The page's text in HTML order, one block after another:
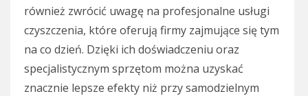
również zwrócić uwagę na profesjonalne usługi
czyszczenia, które oferują firmy zajmujące się tym
na co dzień. Dzięki ich doświadczeniu oraz
specjalistycznym sprzętom można uzyskać
znacznie lepsze efekty niż przy samodzielnym